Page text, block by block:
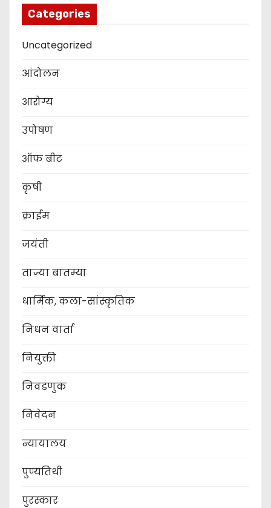
Categories
Uncategorized
आंदोलन
आरोग्य
उपोषण
ऑफ बीट
कृषी
क्राईम
जयंती
ताज्या बातम्या
धार्मिक, कला-सांस्कृतिक
निधन वार्ता
नियुक्ती
निवडणुक
निवेदन
न्यायालय
पुण्यतिथी
पुरस्कार